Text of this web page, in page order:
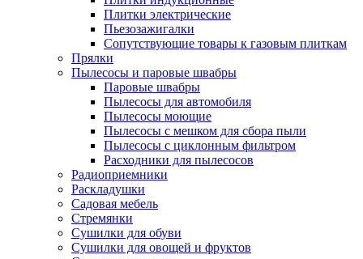
Плитки электрические
Пьезозажигалки
Сопутствующие товары к газовым плиткам
Прялки
Пылесосы и паровые швабры
Паровые швабры
Пылесосы для автомобиля
Пылесосы моющие
Пылесосы с мешком для сбора пыли
Пылесосы с циклонным фильтром
Расходники для пылесосов
Радиоприемники
Раскладушки
Садовая мебель
Стремянки
Сушилки для обуви
Сушилки для овощей и фруктов